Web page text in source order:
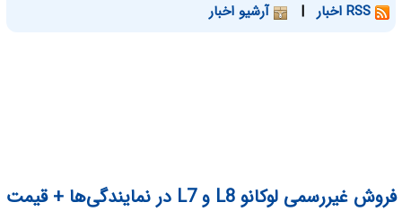
| آرشیو اخبار
فروش غیررسمی لوکانو L8 و L7 در نمایندگی‌ها + قیمت